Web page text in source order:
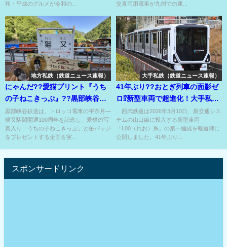
和・平成のグルメが令和の...
交直両用電車が九州での運...
地方私鉄（鉄道ニュース速報）
にゃんだ??愛猫プリント『うち
の子ねこきっぷ』??黒部峡谷鉄
道の猫又駅開通１００年記念⁉
黒部峡谷鉄道は、トロッコ電車の宇奈月―
猫又駅間開通100周年を記念し、愛猫の写
真入り「うちの子ねこきっぷ」と缶バッジ
をプレゼントする企画を実...
大手私鉄（鉄道ニュース速報）
41年ぶり??おとぎ列車の面影ゼ
ロ⁉新型車両で超進化！大手私鉄
で唯一の案内軌条式鉄道!?
西武鉄道は2026年3月10日、新交通シス
テムの山口線に投入する新型車両
「L00（れお）系」の第一編成を報道陣に
公開しました。41年ぶり...
スポンサードリンク